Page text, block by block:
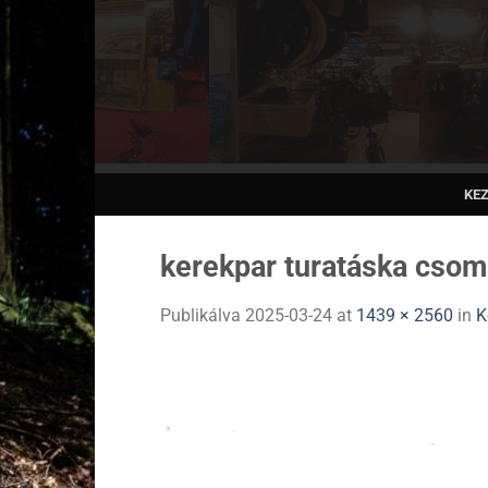
kerekpar turatáska
Publikálva 2025-03-24 at 1439 × 2560 in